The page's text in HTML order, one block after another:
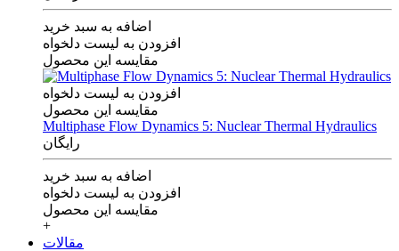
اضافه به سبد خرید
افزودن به لیست دلخواه
مقایسه این محصول
افزودن به لیست دلخواه
مقایسه این محصول
Multiphase Flow Dynamics 5: Nuclear Thermal Hydraulics
رایگان
اضافه به سبد خرید
افزودن به لیست دلخواه
مقایسه این محصول
+
مقالات